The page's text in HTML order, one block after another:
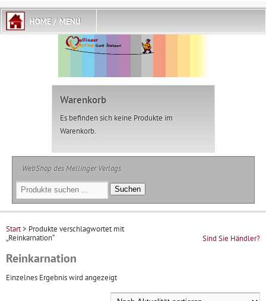
Warenkorb
Es befinden sich keine Produkte im
Warenkorb.
WebShop des Mellinger Verlags
Suchen
nach:
Suchen
Start> Produkte verschlagwortet mit
„Reinkarnation“
Sind Sie Händler?
Reinkarnation
Einzelnes Ergebnis wird angezeigt